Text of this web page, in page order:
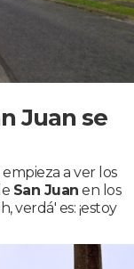
Juan se
a ver los
San Juan en los
verdá' es: ¡estoy